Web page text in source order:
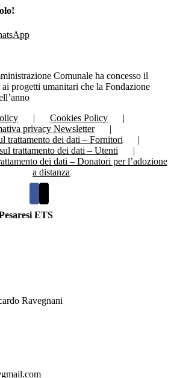
Comunale ha concesso il
progetti umanitari che la Fondazione
Cookies Policy
privacy Newsletter
trattamento dei dati – Fornitori
trattamento dei dati – Utenti
dei dati – Donatori per l’adozione
a distanza
ETS
Ravegnani